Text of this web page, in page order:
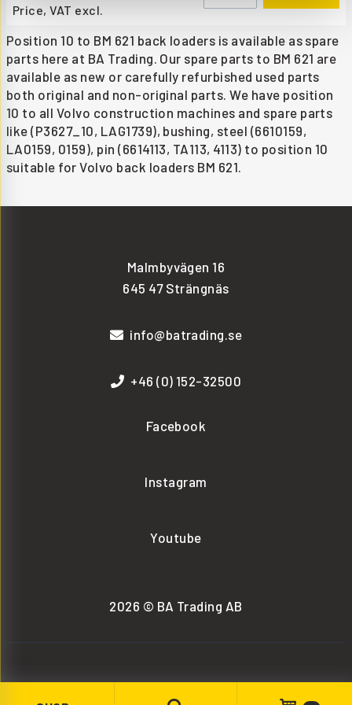
Price, VAT excl.
Position 10 to BM 621 back loaders is available as spare
parts here at BA Trading. Our spare parts to BM 621 are
available as new or carefully refurbished used parts
both original and non-original parts. We have position
10 to all Volvo construction machines and spare parts
like (P3627_10, LAG1739), bushing, steel (6610159,
LA0159, 0159), pin (6614113, TA113, 4113) to position 10
suitable for Volvo back loaders BM 621.
Malmbyvägen 16
645 47 Strängnäs
info@batrading.se
+46 (0) 152-32500
Facebook
Instagram
Youtube
2026 © BA Trading AB